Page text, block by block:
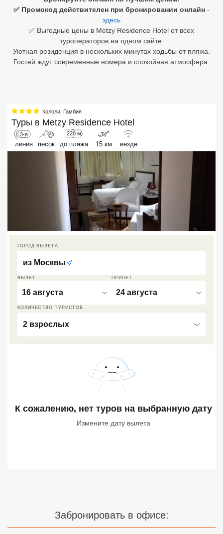
✅ Промокод действителен при бронировании онлайн -
здесь
✅ Выгодные цены в Metzy Residence Hotel от всех
туроператоров на одном сайте.
Уютная резиденция в нескольких минутах ходьбы от пляжа.
Гостей ждут современные номера и спокойная атмосфера.
Кололи Гамбия
Туры в Metzy Residence Hotel
3-я
линия песок
220 м
до пляжа 15 км везде
ВЫЛЕТ
16 августа
ПРИЛЕТ
24 августа
КОЛИЧЕСТВО ТУРИСТОВ
2 взрослых
ГОРОД ВЫЛЕТА
из Москвы
К сожалению, нет туров на выбранную дату
Измените дату вылета
Забронировать в офисе:
Шри Ланка
Хайнань
Северный Гоа
VIP отели 5 звезд
ТОП 10 лучших отелей 5*
ТОП 10 недорогих отелей
Лучшие отели 3* звезды
Недорогие отели 3*
Сетевые отели Таиланда